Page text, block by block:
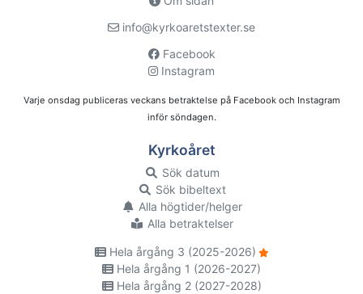
info@kyrkoaretstexter.se
Facebook
Instagram
Varje onsdag publiceras veckans betraktelse på Facebook och Instagram
inför söndagen.
Kyrkoåret
Sök datum
Sök bibeltext
Alla högtider/helger
Alla betraktelser
Hela årgång 3 (2025-2026)
Hela årgång 1 (2026-2027)
Hela årgång 2 (2027-2028)